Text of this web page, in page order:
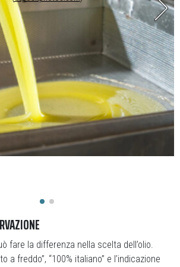
fare la differenza nella scelta dell’olio.
a freddo”, “100% italiano” e l’indicazione